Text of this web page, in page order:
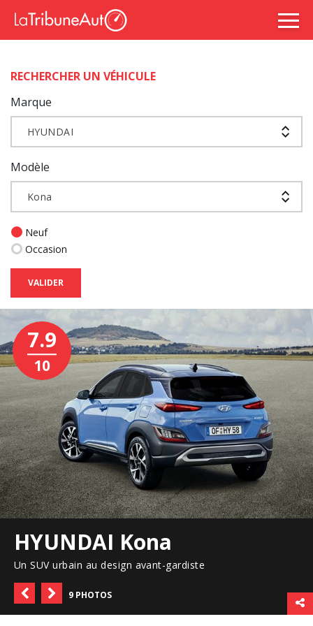
RECHERCHER UN VÉHICULE
Marque
HYUNDAI
Modèle
Kona
Neuf
Occasion
VALIDER
7.9
10
HYUNDAI Kona
Un SUV urbain au design avant-gardiste
9 PHOTOS